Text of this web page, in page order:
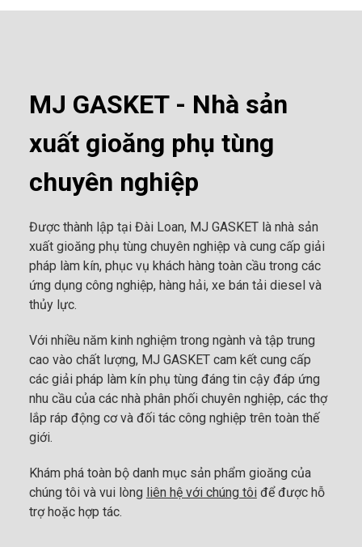
MJ GASKET - Nhà sản
xuất gioăng phụ tùng
chuyên nghiệp
Được thành lập tại Đài Loan, MJ GASKET là nhà sản
xuất gioăng phụ tùng chuyên nghiệp và cung cấp giải
pháp làm kín, phục vụ khách hàng toàn cầu trong các
ứng dụng công nghiệp, hàng hải, xe bán tải diesel và
thủy lực.
Với nhiều năm kinh nghiệm trong ngành và tập trung
cao vào chất lượng, MJ GASKET cam kết cung cấp
các giải pháp làm kín phụ tùng đáng tin cậy đáp ứng
nhu cầu của các nhà phân phối chuyên nghiệp, các thợ
lắp ráp động cơ và đối tác công nghiệp trên toàn thế
giới.
Khám phá toàn bộ danh mục sản phẩm gioăng của
chúng tôi và vui lòng liên hệ với chúng tôiđể được hỗ
trợ hoặc hợp tác.